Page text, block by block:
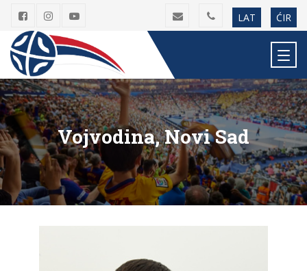
LAT ĆIR
Vojvodina, Novi Sad